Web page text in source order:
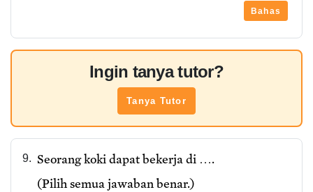
Bahas
Ingin tanya tutor?
Tanya Tutor
9. Seorang koki dapat bekerja di ….
(Pilih semua jawaban benar.)